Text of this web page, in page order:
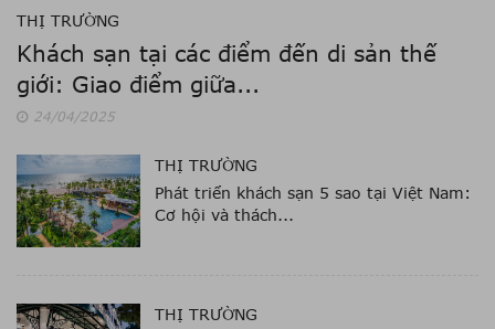
Hotel Ten Trinity Square tại Anh
Shangri-La Villingilie Maldives,
điểm đến xa xỉ tại Maldives
Cùng trải nghiệm phong cách du
lịch và nghỉ dưỡng hạng sang tại
THỊ TRƯỜNG
Khách sạn tại các điểm đến di sản thế
giới: Giao điểm giữa...
24/04/2025
THỊ TRƯỜNG
Phát triển khách sạn 5 sao tại Việt Nam:
Cơ hội và thách...
THỊ TRƯỜNG